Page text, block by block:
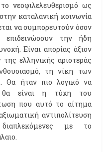
νεοφιλελευθερισμό ως
καταλανική κοινωνία
να συμπορευτούν όσον
την ήδη
Είναι απορίας άξιον
ελληνικής αριστεράς
τη νίκη των
Θα ήταν πιο λογικό να
θα είναι η τύχη του
που αυτό το αίτημα
αντιπολίτευση
διαπλεκόμενες με το